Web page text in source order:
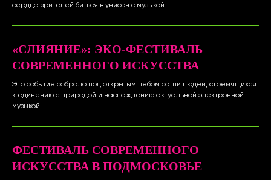
сердца зрителей биться в унисон с музыкой.
«СЛИЯНИЕ»: ЭКО-ФЕСТИВАЛЬ
СОВРЕМЕННОГО ИСКУССТВА
Это событие собрало под открытым небом сотни людей, стремящихся
к единению с природой и наслаждению актуальной электронной
музыкой.
ФЕСТИВАЛЬ СОВРЕМЕННОГО
ИСКУССТВА В ПОДМОСКОВЬЕ